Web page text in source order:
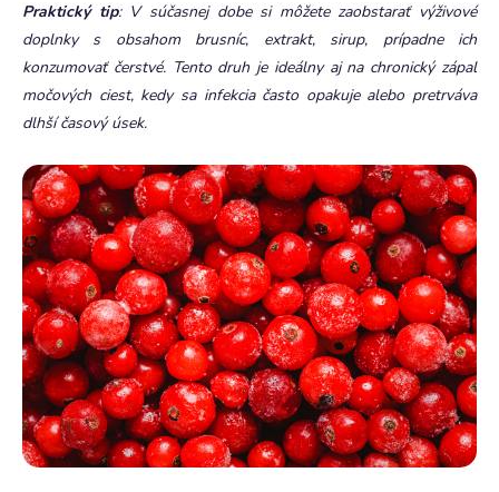
Praktický tip: V súčasnej dobe si môžete zaobstarať výživové
doplnky s obsahom brusníc, extrakt, sirup, prípadne ich
konzumovať čerstvé. Tento druh je ideálny aj na chronický zápal
močových ciest, kedy sa infekcia často opakuje alebo pretrváva
dlhší časový úsek.